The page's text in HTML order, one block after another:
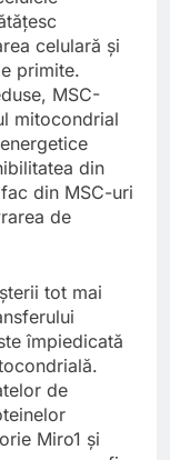
celulară și
primite.
MSC-
mitocondrial
din
din MSC-uri
de
tot mai
împiedicată
de
Miro1 și